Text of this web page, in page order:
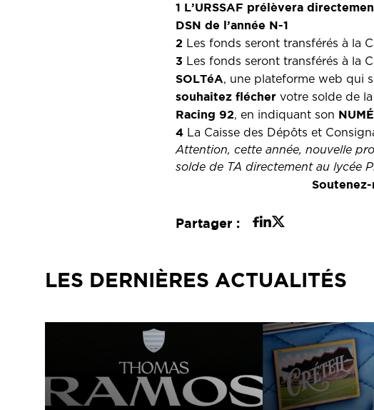
1 L’URSSAF prélèvera
DSN de l’année N-1
2 Les fonds seront transférés à la
3 Les fonds seront transférés à la
SOLTéA, une plateforme web qui
souhaitez flécher votre solde de
Racing 92, en indiquant son
4La Caisse des Dépôts et
Attention, cette année, nouvelle
solde de TA directement au lycée
Partager :
LES DERNIÈRES ACTUALITÉS